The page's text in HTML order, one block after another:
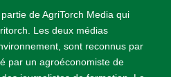
de AgriTorch Media qui
Les deux médias
sont reconnus par
par un agroéconomiste de